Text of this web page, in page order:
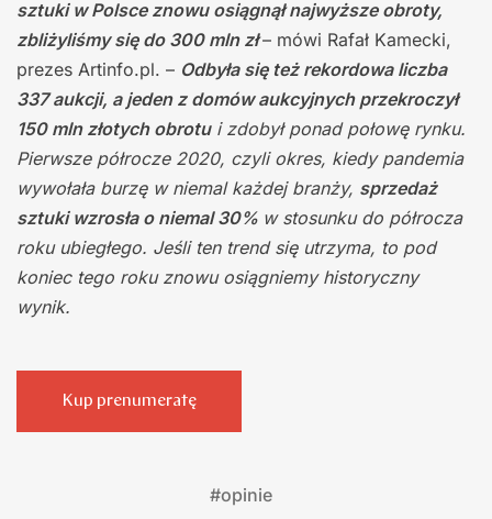
sztuki w Polsce znowu osiągnął najwyższe obroty,
zbliżyliśmy się do 300 mln zł – mówi Rafał Kamecki,
prezes Artinfo.pl. – Odbyła się też rekordowa liczba
337 aukcji, a jeden z domów aukcyjnych przekroczył
150 mln złotych obrotui zdobył ponad połowę rynku.
Pierwsze półrocze 2020, czyli okres, kiedy pandemia
wywołała burzę w niemal każdej branży, sprzedaż
sztuki wzrosła o niemal 30% w stosunku do półrocza
roku ubiegłego. Jeśli ten trend się utrzyma, to pod
koniec tego roku znowu osiągniemy historyczny
wynik.
Kup prenumeratę
#opinie